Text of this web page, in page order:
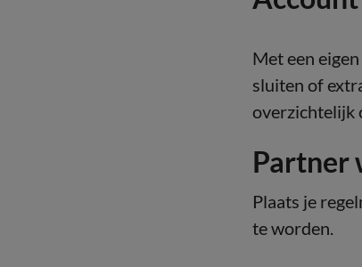
Met een
sluiten of
overzichtelijk
Partner
Plaats je
te worden.